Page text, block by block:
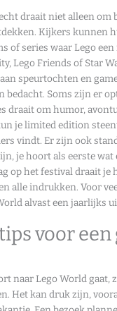
draait niet alleen om
Kijkers kunnen
of series waar Lego een
Lego Friends of Star
speurtochten en
bedacht. Soms zijn er
draait om humor,
je limited edition
vindt. Er zijn ook
je hoort als eerste
op het festival draait je
alle indrukken. Voor
alvast een jaarlijks
voor een
naar Lego World gaat,
Het kan druk zijn,